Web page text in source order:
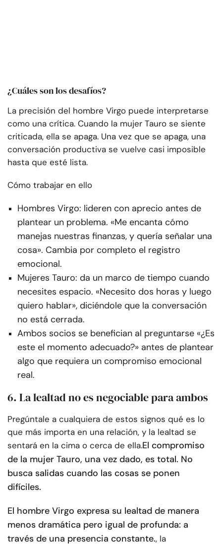
¿Cuáles son los desafíos?
La precisión del hombre Virgo puede interpretarse
como una crítica. Cuando la mujer Tauro se siente
criticada, ella se apaga. Una vez que se apaga, una
conversación productiva se vuelve casi imposible
hasta que esté lista.
Cómo trabajar en ello
Hombres Virgo: lideren con aprecio antes de
plantear un problema. «Me encanta cómo
manejas nuestras finanzas, y quería señalar una
cosa». Cambia por completo el registro
emocional.
Mujeres Tauro: da un marco de tiempo cuando
necesites espacio. «Necesito dos horas y luego
quiero hablar», diciéndole que la conversación
no está cerrada.
Ambos socios se benefician al preguntarse «¿Es
este el momento adecuado?» antes de plantear
algo que requiera un compromiso emocional
real.
6. La lealtad no es negociable para ambos
Pregúntale a cualquiera de estos signos qué es lo
que más importa en una relación, y la lealtad se
sentará en la cima o cerca de ella.El compromiso
de la mujer Tauro, una vez dado, es total. No
busca salidas cuando las cosas se ponen
difíciles.
El hombre Virgo expresa su lealtad de manera
menos dramática pero igual de profunda: a
través de una presencia constante., la